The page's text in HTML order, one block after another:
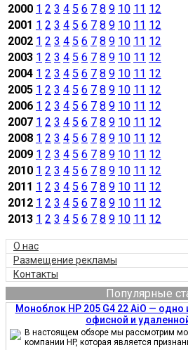
2000 1 2 3 4 5 6 7 8 9 10 11 12
2001 1 2 3 4 5 6 7 8 9 10 11 12
2002 1 2 3 4 5 6 7 8 9 10 11 12
2003 1 2 3 4 5 6 7 8 9 10 11 12
2004 1 2 3 4 5 6 7 8 9 10 11 12
2005 1 2 3 4 5 6 7 8 9 10 11 12
2006 1 2 3 4 5 6 7 8 9 10 11 12
2007 1 2 3 4 5 6 7 8 9 10 11 12
2008 1 2 3 4 5 6 7 8 9 10 11 12
2009 1 2 3 4 5 6 7 8 9 10 11 12
2010 1 2 3 4 5 6 7 8 9 10 11 12
2011 1 2 3 4 5 6 7 8 9 10 11 12
2012 1 2 3 4 5 6 7 8 9 10 11 12
2013 1 2 3 4 5 6 7 8 9 10 11 12
О нас
Размещение рекламы
Контакты
Популярные
Моноблок HP 205 G4 22 AiO —
офисной и
В настоящем обзоре мы рассмотрим
компании HP, которая является